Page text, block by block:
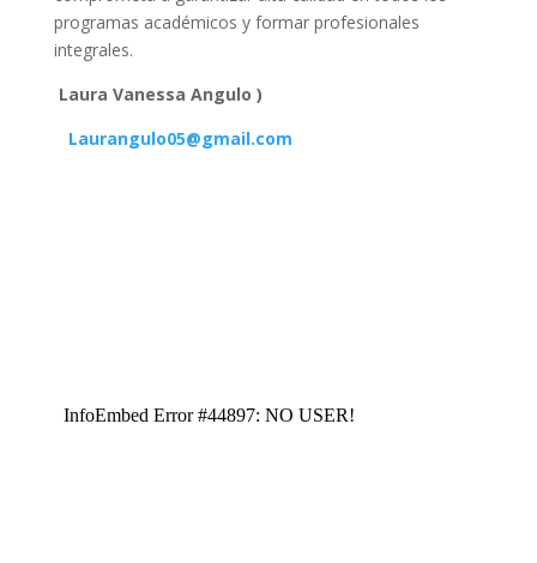
programas académicos y formar profesionales
integrales.
Laura Vanessa Angulo )
Laurangulo05@gmail.com